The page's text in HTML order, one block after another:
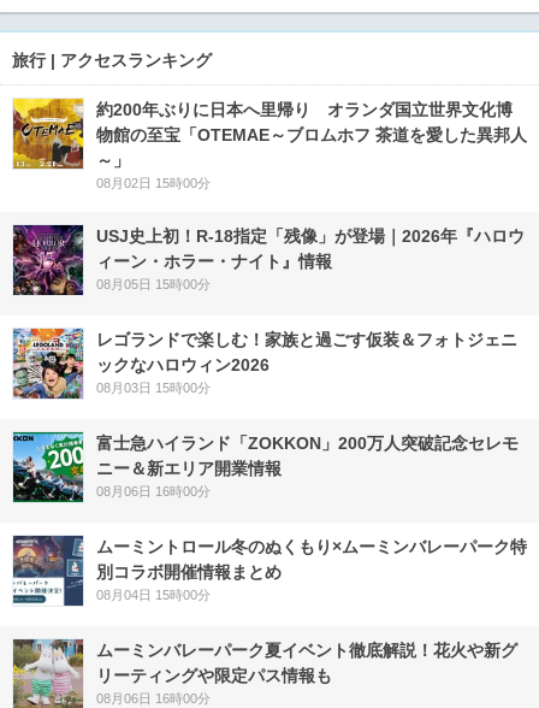
旅行 | アクセスランキング
約200年ぶりに日本へ里帰り オランダ国立世界文化博
物館の至宝「OTEMAE～ブロムホフ 茶道を愛した異邦人
～」
08月02日 15時00分
USJ史上初！R-18指定「残像」が登場｜2026年『ハロウ
ィーン・ホラー・ナイト』情報
08月05日 15時00分
レゴランドで楽しむ！家族と過ごす仮装＆フォトジェニ
ックなハロウィン2026
08月03日 15時00分
富士急ハイランド「ZOKKON」200万人突破記念セレモ
ニー＆新エリア開業情報
08月06日 16時00分
ムーミントロール冬のぬくもり×ムーミンバレーパーク特
別コラボ開催情報まとめ
08月04日 15時00分
ムーミンバレーパーク夏イベント徹底解説！花火や新グ
リーティングや限定パス情報も
08月06日 16時00分